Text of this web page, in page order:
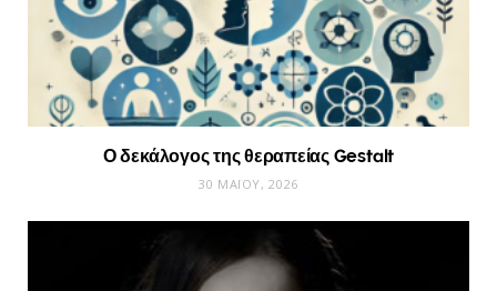
Ο δεκάλογος της θεραπείας Gestalt
30 ΜΑΪ́ΟΥ, 2026